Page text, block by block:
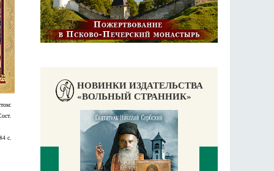
с.
НОВИНКИ ИЗДАТЕЛЬСТВА
«ВОЛЬНЫЙ СТРАННИК»